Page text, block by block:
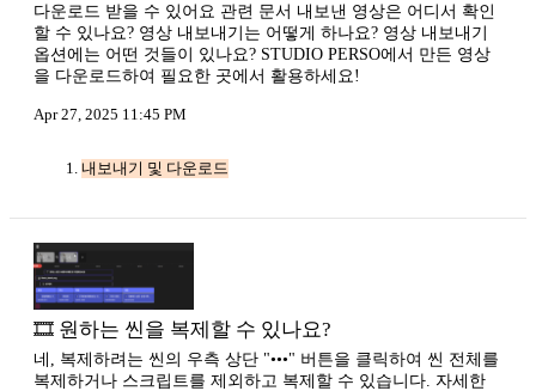
다운로드 받을 수 있어요 관련 문서 내보낸 영상은 어디서 확인
할 수 있나요? 영상 내보내기는 어떻게 하나요? 영상 내보내기
옵션에는 어떤 것들이 있나요? STUDIO PERSO에서 만든 영상
을 다운로드하여 필요한 곳에서 활용하세요!
Apr 27, 2025 11:45 PM
내보내기 및 다운로드
🎞️ 원하는 씬을 복제할 수 있나요?
네, 복제하려는 씬의 우측 상단 "•••" 버튼을 클릭하여 씬 전체를
복제하거나 스크립트를 제외하고 복제할 수 있습니다. 자세한